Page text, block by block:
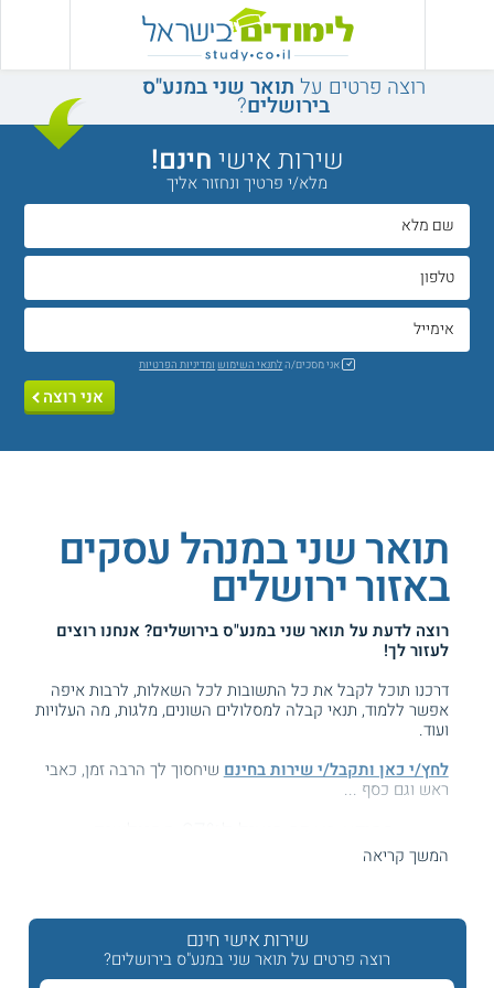
רוצה פרטים על תואר שני במנע"ס
בירושלים?
שירות אישיחינם!
מלא/י פרטיך ונחזור אליך
אני מסכים/הלתנאי השימוש ומדיניות הפרטיות
אני רוצה
תואר שני במנהל עסקים
באזור ירושלים
רוצה לדעת על תואר שני במנע"ס בירושלים? אנחנו רוצים
לעזור לך!
דרכנו תוכל לקבל את כל התשובות לכל השאלות, לרבות איפה
אפשר ללמוד, תנאי קבלה למסלולים השונים, מלגות, מה העלויות
ועוד.
לחץ/י כאן ותקבל/י שירות בחינם שיחסוך לך הרבה זמן, כאבי
ראש וגם כסף ...
עזרנו גם לך? דרג אותנו:
תואר שני במנהל עסקים MBA בירושלים
המשך קריאה
שירות אישי חינם
רוצה פרטים על תואר שני במנע"ס בירושלים?